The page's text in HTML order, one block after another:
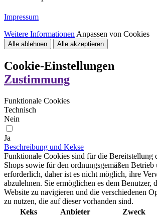
Impressum
Weitere Informationen Anpassen von Cookies
Alle ablehnen Alle akzeptieren
Cookie-Einstellungen
Zustimmung
Funktionale Cookies
Technisch
Nein
Ja
Beschreibung und Kekse
Funktionale Cookies sind für die Bereitstellung
Shops sowie für den ordnungsgemäßen Betrieb
erforderlich, daher ist es nicht möglich, ihre
abzulehnen. Sie ermöglichen es dem Benutzer,
Website zu navigieren und die verschiedenen
zu nutzen, die auf dieser vorhanden sind.
Keks
Anbieter Zweck